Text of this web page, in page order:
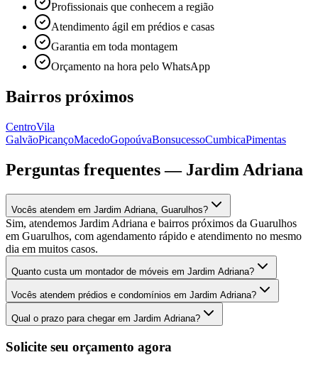
Profissionais que conhecem a região
Atendimento ágil em prédios e casas
Garantia em toda montagem
Orçamento na hora pelo WhatsApp
Bairros próximos
CentroVila
GalvãoPicançoMacedoGopoúvaBonsucessoCumbicaPimentas
Perguntas frequentes — Jardim Adriana
Vocês atendem em Jardim Adriana, Guarulhos?
Sim, atendemos Jardim Adriana e bairros próximos da Guarulhos
em Guarulhos, com agendamento rápido e atendimento no mesmo
dia em muitos casos.
Quanto custa um montador de móveis em Jardim Adriana?
Vocês atendem prédios e condomínios em Jardim Adriana?
Qual o prazo para chegar em Jardim Adriana?
Solicite seu orçamento agora